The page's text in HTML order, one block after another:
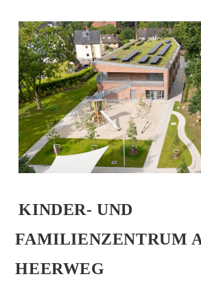
KINDER- UND
FAMILIENZENTRUM
HEERWEG